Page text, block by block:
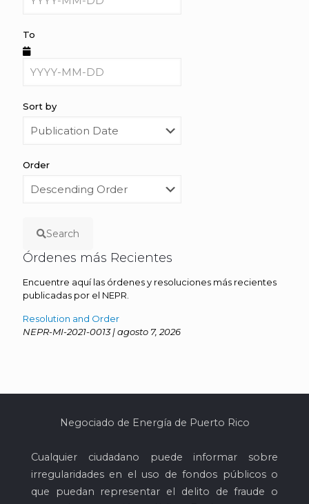
To
Sort by
Order
Search
Órdenes más Recientes
Encuentre aquí las órdenes y resoluciones más recientes
publicadas por el NEPR.
Resolution and Order
NEPR-MI-2021-0013 | agosto 7, 2026
Negociado de Energía de Puerto Rico
Cualquier ciudadano puede informar sobre
irregularidades en el uso de fondos públicos o
que puedan representar el delito de fraude o